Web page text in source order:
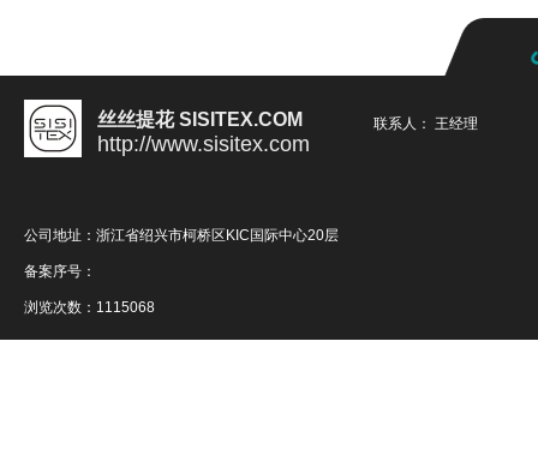
丝丝提花 SISITEX.COM
http://www.sisitex.com
联系人： 王经理
公司地址：浙江省绍兴市柯桥区KIC国际中心20层
备案序号：
浏览次数：1115068